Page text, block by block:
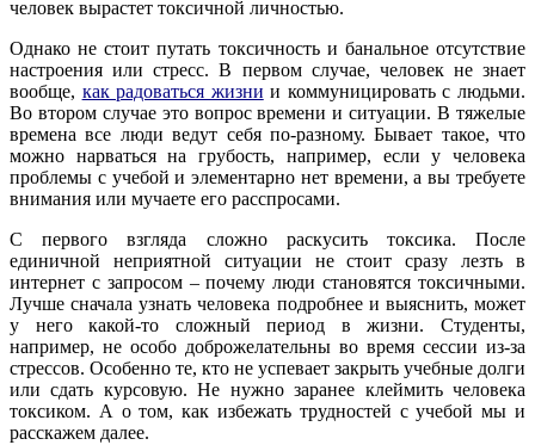
человек вырастет токсичной личностью.
Однако не стоит путать токсичность и банальное отсутствие
настроения или стресс. В первом случае, человек не знает
вообще, как радоваться жизни и коммуницировать с людьми.
Во втором случае это вопрос времени и ситуации. В тяжелые
времена все люди ведут себя по-разному. Бывает такое, что
можно нарваться на грубость, например, если у человека
проблемы с учебой и элементарно нет времени, а вы требуете
внимания или мучаете его расспросами.
С первого взгляда сложно раскусить токсика. После
единичной неприятной ситуации не стоит сразу лезть в
интернет с запросом – почему люди становятся токсичными.
Лучше сначала узнать человека подробнее и выяснить, может
у него какой-то сложный период в жизни. Студенты,
например, не особо доброжелательны во время сессии из-за
стрессов. Особенно те, кто не успевает закрыть учебные долги
или сдать курсовую. Не нужно заранее клеймить человека
токсиком. А о том, как избежать трудностей с учебой мы и
расскажем далее.